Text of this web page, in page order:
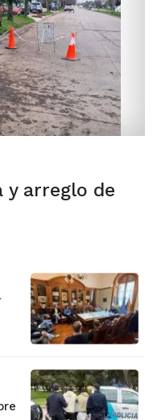
y arreglo de